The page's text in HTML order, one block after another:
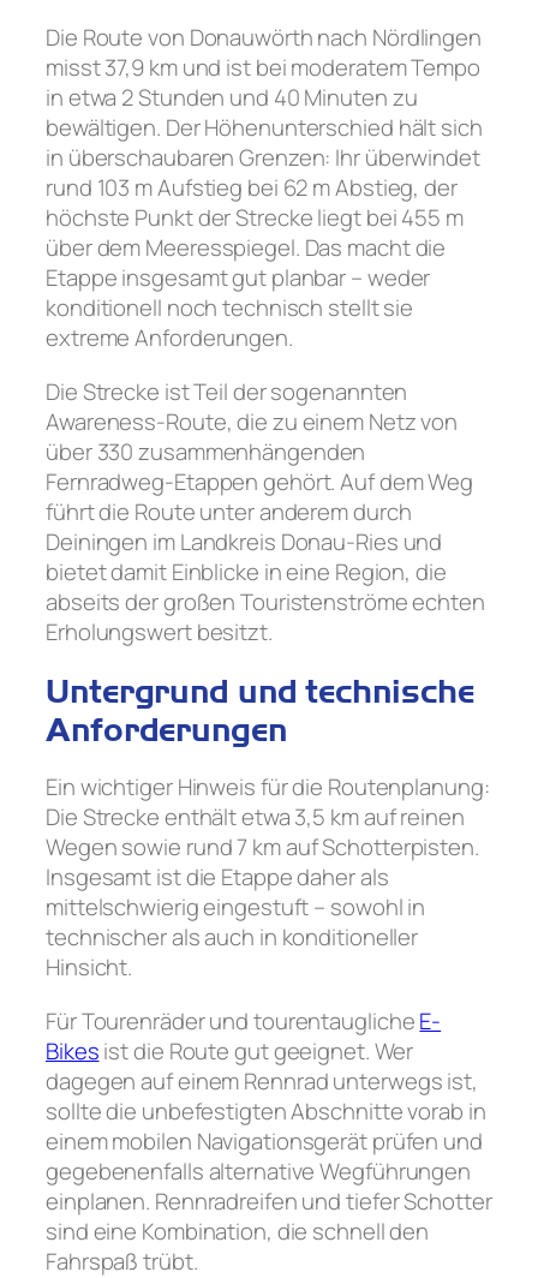
Die Route von Donauwörth nach Nördlingen
misst 37,9 km und ist bei moderatem Tempo
in etwa 2 Stunden und 40 Minuten zu
bewältigen. Der Höhenunterschied hält sich
in überschaubaren Grenzen: Ihr überwindet
rund 103 m Aufstieg bei 62 m Abstieg, der
höchste Punkt der Strecke liegt bei 455 m
über dem Meeresspiegel. Das macht die
Etappe insgesamt gut planbar – weder
konditionell noch technisch stellt sie
extreme Anforderungen.
Die Strecke ist Teil der sogenannten
Awareness-Route, die zu einem Netz von
über 330 zusammenhängenden
Fernradweg-Etappen gehört. Auf dem Weg
führt die Route unter anderem durch
Deiningen im Landkreis Donau-Ries und
bietet damit Einblicke in eine Region, die
abseits der großen Touristenströme echten
Erholungswert besitzt.
Untergrund und technische
Anforderungen
Ein wichtiger Hinweis für die Routenplanung:
Die Strecke enthält etwa 3,5 km auf reinen
Wegen sowie rund 7 km auf Schotterpisten.
Insgesamt ist die Etappe daher als
mittelschwierig eingestuft – sowohl in
technischer als auch in konditioneller
Hinsicht.
Für Tourenräder und tourentauglicheE-
Bikesist die Route gut geeignet. Wer
dagegen auf einem Rennrad unterwegs ist,
sollte die unbefestigten Abschnitte vorab in
einem mobilen Navigationsgerät prüfen und
gegebenenfalls alternative Wegführungen
einplanen. Rennradreifen und tiefer Schotter
sind eine Kombination, die schnell den
Fahrspaß trübt.